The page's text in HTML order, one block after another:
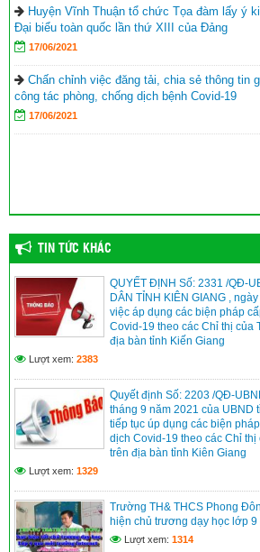
Agribank chi nhánh huyện Vĩnh Thuận Kiên
trường nhân lễ khai giảng năm học mới 2023-
huyện Vĩnh Thuận
(05/09/2023)
Thư của Chủ tịch nước Võ Văn Thưởng gửi
dịp khai giảng năm học 2023-2024
Huyện Vĩnh Thuận tổ chức Tọa đàm lấy ý
Đại biểu toàn quốc lần thứ XIII của Đảng
17/06/2021
Chấn chỉnh việc đăng tải, chia sẻ thông tin
công tác phòng, chống dịch bệnh Covid-19
17/06/2021
TIN TỨC KHÁC
QUYẾT ĐỊNH Số: 2331 /QĐ-
DÂN TỈNH KIÊN GIANG ,
việc áp dụng các biện pháp
Covid-19 theo các Chỉ thị của
địa bàn tỉnh Kiến Giang
Lượt xem: 2383
Quyết định Số: 2203 /QĐ-
tháng 9 năm 2021 của UBND
tiếp tục úp dụng các biện
dịch Covid-19 theo các Chỉ
trên địa bàn tỉnh Kiên Giang
Lượt xem: 1329
Trường TH& THCS Phong
hiện chủ trương dạy học lớp
Lượt xem: 1314